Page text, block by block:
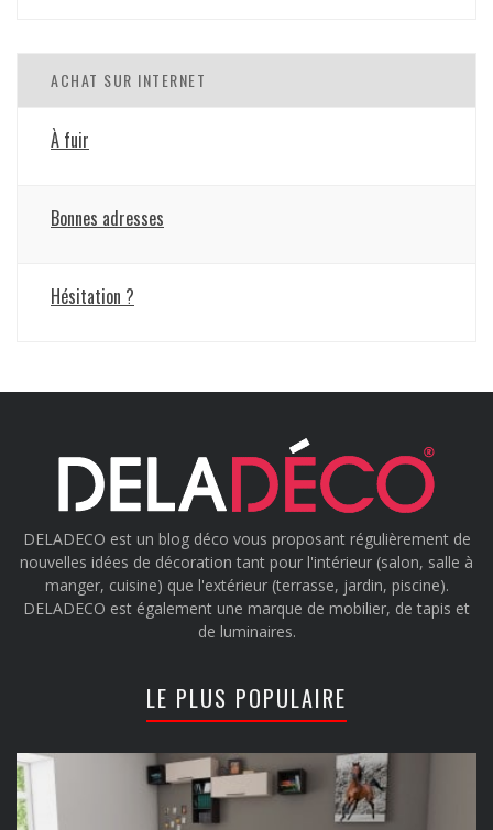
ACHAT SUR INTERNET
À fuir
Bonnes adresses
Hésitation ?
DELADECO est un blog déco vous proposant régulièrement de
nouvelles idées de décoration tant pour l'intérieur (salon, salle à
manger, cuisine) que l'extérieur (terrasse, jardin, piscine).
DELADECO est également une marque de mobilier, de tapis et
de luminaires.
LE PLUS POPULAIRE